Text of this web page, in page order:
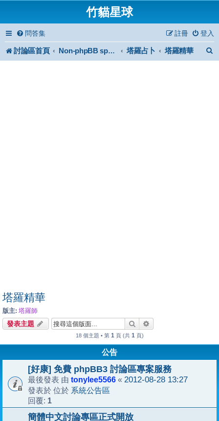
竹貓星球
問答集 登入
註冊
討論區首頁 Non-phpBB specific 塔羅占卜 塔羅精華
塔羅精華
版主: 塔羅師
發表主題 搜尋
18 個主題 • 第 1 頁 (共 1 頁)
公告
[好康] 免費 phpBB3 討論區專案服務
最後發表 由 tonylee5566 « 2012-08-28 13:27
發表於 位於 系統公告區
回覆: 1
簡體中文討論專區正式開放